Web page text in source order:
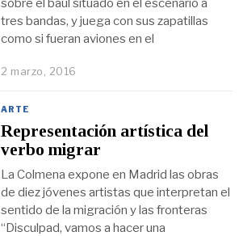
sobre el baúl situado en el escenario a
tres bandas, y juega con sus zapatillas
como si fueran aviones en el
2 marzo, 2016
ARTE
Representación artística del
verbo migrar
La Colmena expone en Madrid las obras
de diez jóvenes artistas que interpretan el
sentido de la migración y las fronteras
“Disculpad, vamos a hacer una